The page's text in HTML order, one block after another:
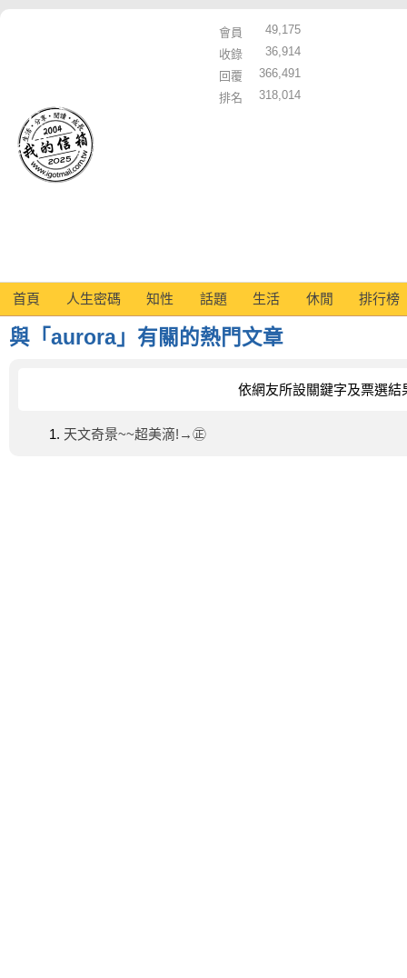
會員
49,175
收錄
36,914
回覆
366,491
排名
318,014
首頁 人生密碼 知性 話題 生活 休閒 排行榜
與「aurora」有關的熱門文章
依網友所設關鍵字及票選結
天文奇景~~超美滴!→㊣